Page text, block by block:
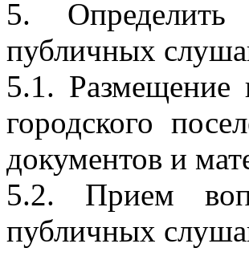
5. Определить
публичных
5.1. Размещение
городского
документов и
5.2. Прием
публичных